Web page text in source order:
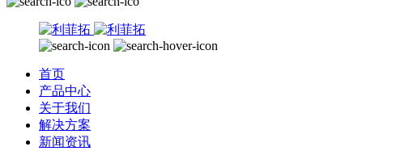
首页
产品中心
关于我们
解决方案
新闻资讯